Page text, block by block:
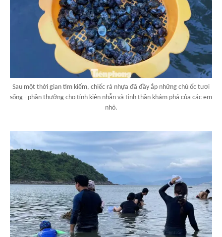
Sau một thời gian tìm kiếm, chiếc rá nhựa đã đầy ắp những chú ốc tươi
sống - phần thưởng cho tính kiên nhẫn và tinh thần khám phá của các em
nhỏ.